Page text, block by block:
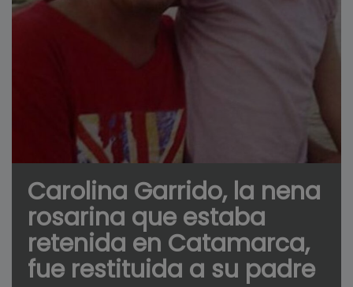
Carolina Garrido, la nena
rosarina que estaba
retenida en Catamarca,
fue restituida a su padre